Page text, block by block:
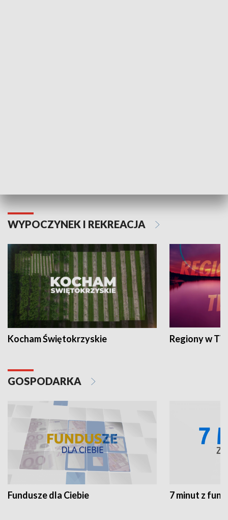
WYPOCZYNEK I REKREACJA
Kocham Świętokrzyskie Regiony w
GOSPODARKA
Fundusze dla Ciebie 7 minut z